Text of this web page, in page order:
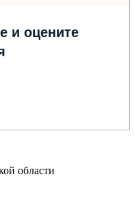
и оцените
области